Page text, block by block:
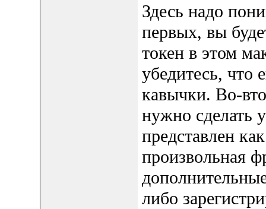
Здесь надо
первых, вы
токен в этом
убедитесь, что
кавычки. Во-
нужно сделать
представлен
произвольная
либо